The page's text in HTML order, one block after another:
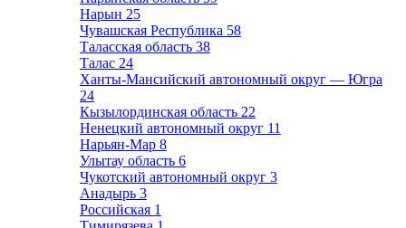
Нарын 25
Чувашская Республика 58
Таласская область 38
Талас 24
Ханты-Мансийский автономный округ — Югра
24
Кызылординская область 22
Ненецкий автономный округ 11
Нарьян-Мар 8
Улытау область 6
Чукотский автономный округ 3
Анадырь 3
Российская 1